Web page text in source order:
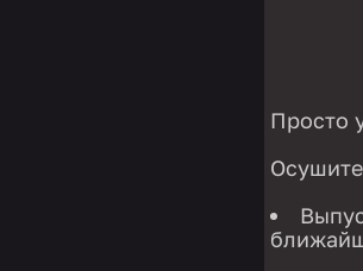
Просто